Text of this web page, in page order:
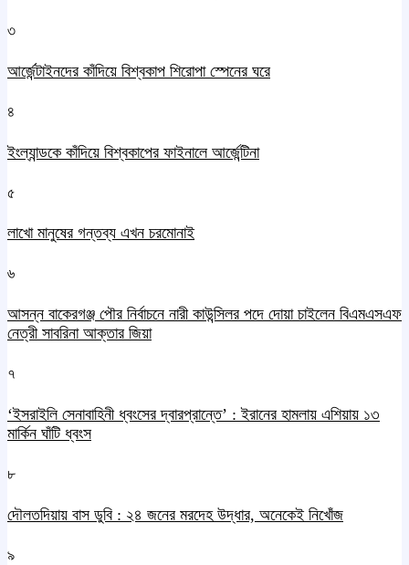
৩
আর্জেন্টাইনদের কাঁদিয়ে বিশ্বকাপ শিরোপা স্পেনের ঘরে
৪
ইংল্যান্ডকে কাঁদিয়ে বিশ্বকাপের ফাইনালে আর্জেন্টিনা
৫
লাখো মানুষের গন্তব্য এখন চরমোনাই
৬
আসন্ন বাকেরগঞ্জ পৌর নির্বাচনে নারী কাউন্সিলর পদে দোয়া চাইলেন বিএমএসএফ
নেত্রী সাবরিনা আক্তার জিয়া
৭
‘ইসরাইলি সেনাবাহিনী ধ্বংসের দ্বারপ্রান্তে’ : ইরানের হামলায় এশিয়ায় ১৩
মার্কিন ঘাঁটি ধ্বংস
৮
দৌলতদিয়ায় বাস ডুবি : ২৪ জনের মরদেহ উদ্ধার, অনেকেই নিখোঁজ
৯